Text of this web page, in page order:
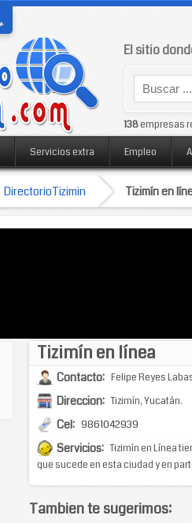
El sitio
138empresas
Servicios extra Empleo
DirectorioTizimin Tizimín en
Tizimín en línea
Contacto: Felipe Reyes
Direccion: Tizimín, Yucatán.
Cel: 9861042939
Servicios: Tizimín en Línea
que sucede en esta ciudad y en
Tambien te sugerimos: